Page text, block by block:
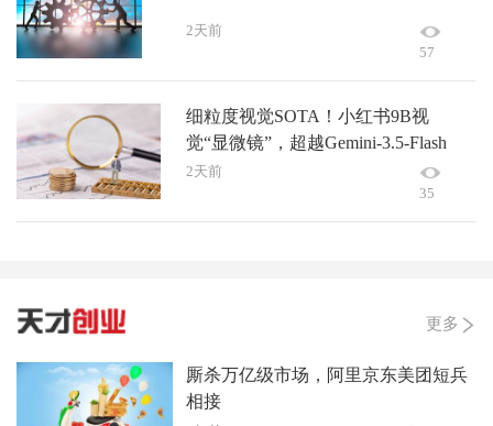
2天前
57
细粒度视觉SOTA！小红书9B视
觉“显微镜”，超越Gemini-3.5-Flash
2天前
35
更多
厮杀万亿级市场，阿里京东美团短兵
相接